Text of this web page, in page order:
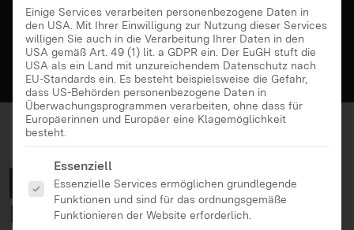
News & Beiträge auf einem
Blick
Einige Services verarbeiten personenbezogene Daten in
den USA. Mit Ihrer Einwilligung zur Nutzung dieser Services
willigen Sie auch in die Verarbeitung Ihrer Daten in den
USA gemäß Art. 49 (1) lit. a GDPR ein. Der EuGH stuft die
USA als ein Land mit unzureichendem Datenschutz nach
EU-Standards ein. Es besteht beispielsweise die Gefahr,
dass US-Behörden personenbezogene Daten in
Überwachungsprogrammen verarbeiten, ohne dass für
Europäerinnen und Europäer eine Klagemöglichkeit
besteht.
Es folgt eine Liste der Service-Gruppen, für die eine
Essenziell
Essenzielle Services ermöglichen grundlegende
Funktionen und sind für das ordnungsgemäße
Funktionieren der Website erforderlich.